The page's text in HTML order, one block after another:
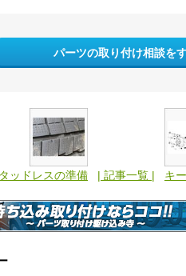
パーツの取り付け相談を
ッドレスの準備 | 記事一覧 | キ